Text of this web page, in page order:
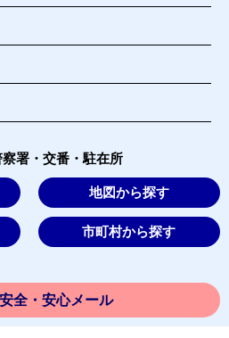
署・交番・駐在所
地図から探す
市町村から探す
全・安心メール